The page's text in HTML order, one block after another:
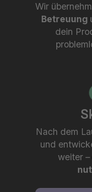
Wir
Betreuung
dein
Nach dem
und
weiter –